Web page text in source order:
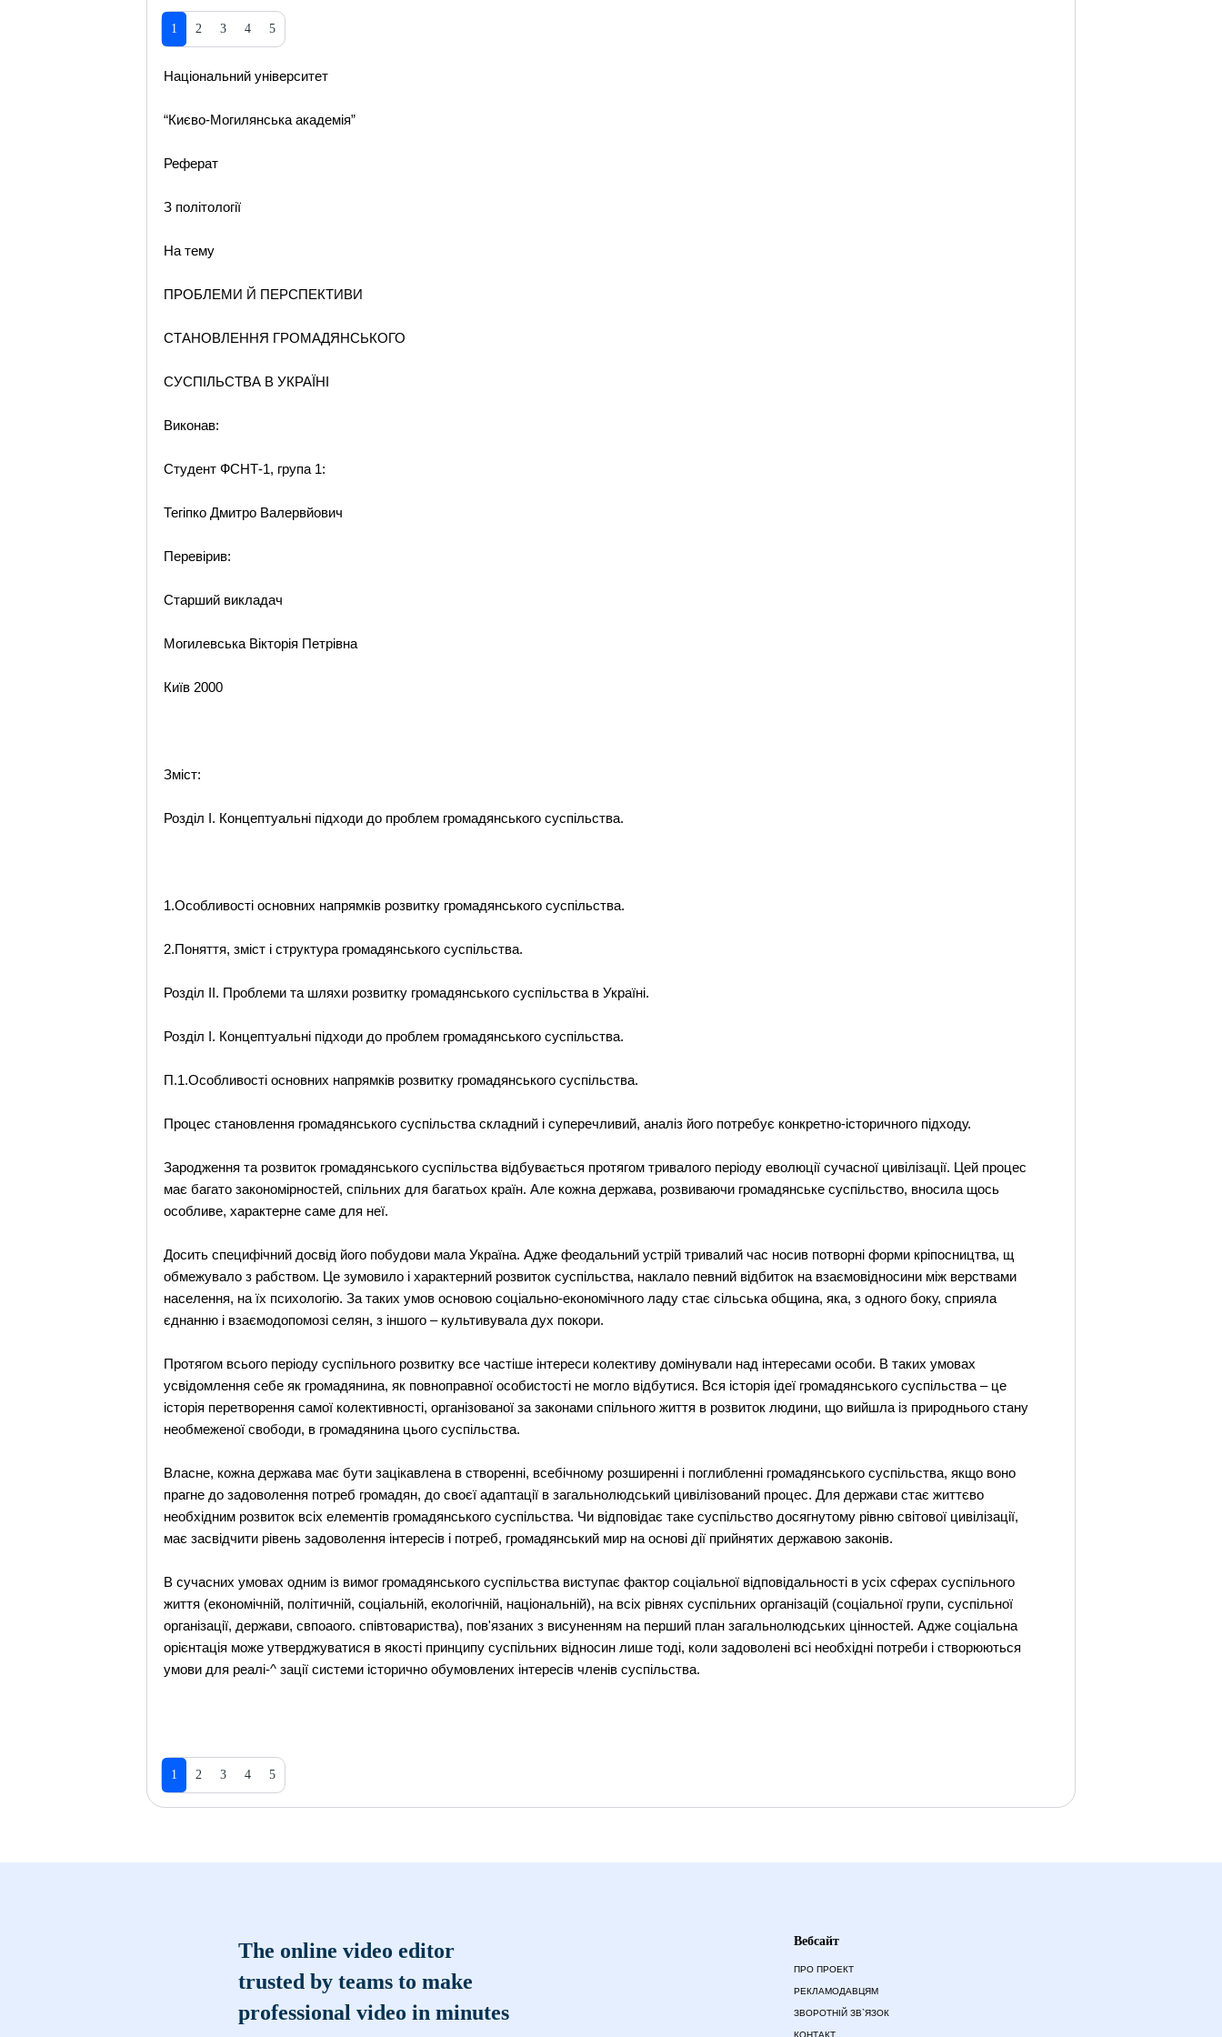
1 2 3 4 5
Національний університет
“Києво-Могилянська академія”
Реферат
З політології
На тему
ПРОБЛЕМИ Й ПЕРСПЕКТИВИ
СТАНОВЛЕННЯ ГРОМАДЯНСЬКОГО
СУСПІЛЬСТВА В УКРАЇНІ
Виконав:
Студент ФСНТ-1, група 1:
Тегіпко Дмитро Валервйович
Перевірив:
Старший викладач
Могилевська Вікторія Петрівна
Київ 2000
Зміст:
Розділ I. Концептуальні підходи до проблем громадянського суспільства.
1.Особливості основних напрямків розвитку громадянського суспільства.
2.Поняття, зміст і структура громадянського суспільства.
Розділ II. Проблеми та шляхи розвитку громадянського суспільства в Україні.
Розділ I. Концептуальні підходи до проблем громадянського суспільства.
П.1.Особливості основних напрямків розвитку громадянського суспільства.
Процес становлення громадянського суспільства складний і суперечливий, аналіз його потребує конкретно-історичного підходу.
Зародження та розвиток громадянського суспільства відбувається протягом тривалого періоду еволюції сучасної цивілізації. Цей процес
має багато закономірностей, спільних для багатьох країн. Але кожна держава, розвиваючи громадянське суспільство, вносила щось
особливе, характерне саме для неї.
Досить специфічний досвід його побудови мала Україна. Адже феодальний устрій тривалий час носив потворні форми кріпосництва, щ
обмежувало з рабством. Це зумовило і характерний розвиток суспільства, наклало певний відбиток на взаємовідносини між верствами
населення, на їх психологію. За таких умов основою соціально-економічного ладу стає сільська община, яка, з одного боку, сприяла
єднанню і взаємодопомозі селян, з іншого – культивувала дух покори.
Протягом всього періоду суспільного розвитку все частіше інтереси колективу домінували над інтересами особи. В таких умовах
усвідомлення себе як громадянина, як повноправної особистості не могло відбутися. Вся історія ідеї громадянського суспільства – це
історія перетворення самої колективності, організованої за законами спільного життя в розвиток людини, що вийшла із природнього стану
необмеженої свободи, в громадянина цього суспільства.
Власне, кожна держава має бути зацікавлена в створенні, всебічному розширенні і поглибленні громадянського суспільства, якщо воно
прагне до задоволення потреб громадян, до своєї адаптації в загальнолюдський цивілізований процес. Для держави стає життєво
необхідним розвиток всіх елементів громадянського суспільства. Чи відповідає таке суспільство досягнутому рівню світової цивілізації,
має засвідчити рівень задоволення інтересів і потреб, громадянський мир на основі дії прийнятих державою законів.
В сучасних умовах одним із вимог громадянського суспільства виступає фактор соціальної відповідальності в усіх сферах суспільного
життя (економічній, політичній, соціальній, екологічній, національній), на всіх рівнях суспільних організацій (соціальної групи, суспільної
організації, держави, свпоаого. співтовариства), пов'язаних з висуненням на перший план загальнолюдських цінностей. Адже соціальна
орієнтація може утверджуватися в якості принципу суспільних відносин лише тоді, коли задоволені всі необхідні потреби і створюються
умови для реалі-^ зації системи історично обумовлених інтересів членів суспільства.
1 2 3 4 5
The online video editor
trusted by teams to make
professional video in minutes
Вебсайт
ПРО ПРОЕКТ
РЕКЛАМОДАВЦЯМ
ЗВОРОТНІЙ ЗВ`ЯЗОК
КОНТАКТ